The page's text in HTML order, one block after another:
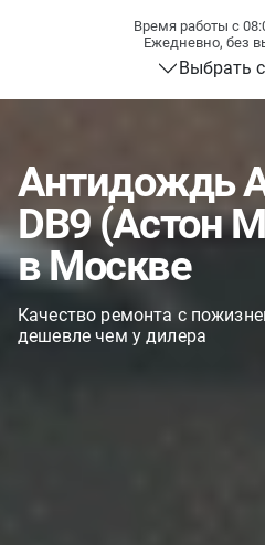
Время работы с
Ежедневно, без
Выбрать
Антидождь
DB9 (Астон
в Москве
Качество ремонта с
дешевле чем у дилера